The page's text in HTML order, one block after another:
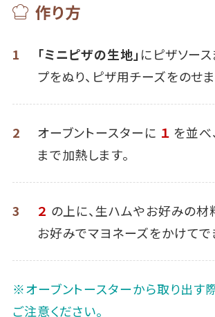
作り方
1 「ミニピザの生地」にピザソー
プをぬり、ピザ用チーズをのせま
2 オーブントースターに １ を並べ
まで加熱します。
3 ２ の上に、生ハムやお好みの材
お好みでマヨネーズをかけてで
※オーブントースターから取り出す
ご注意ください。